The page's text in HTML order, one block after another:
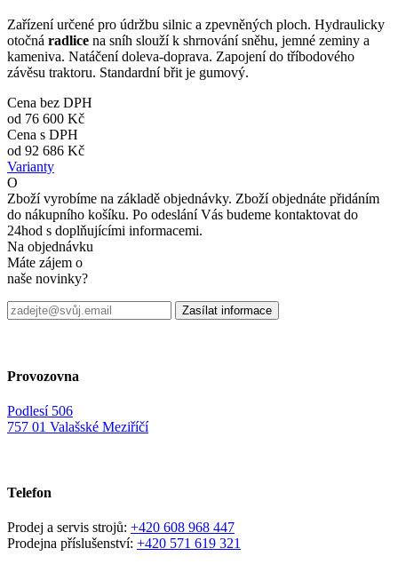
Zařízení určené pro údržbu silnic a zpevněných ploch. Hydraulicky
otočná radlice na sníh slouží k shrnování sněhu, jemné zeminy a
kameniva. Natáčení doleva-doprava. Zapojení do tříbodového
závěsu traktoru. Standardní břit je gumový.
Cena bez DPH
od 76 600 Kč
Cena s DPH
od 92 686 Kč
Varianty
O
Zboží vyrobíme na základě objednávky. Zboží objednáte přidáním
do nákupního košíku. Po odeslání Vás budeme kontaktovat do
24hod s doplňujícími informacemi.
Na objednávku
Máte zájem o
naše novinky?
Provozovna
Podlesí 506
757 01 Valašské Meziříčí
Telefon
Prodej a servis strojů: +420 608 968 447
Prodejna příslušenství: +420 571 619 321